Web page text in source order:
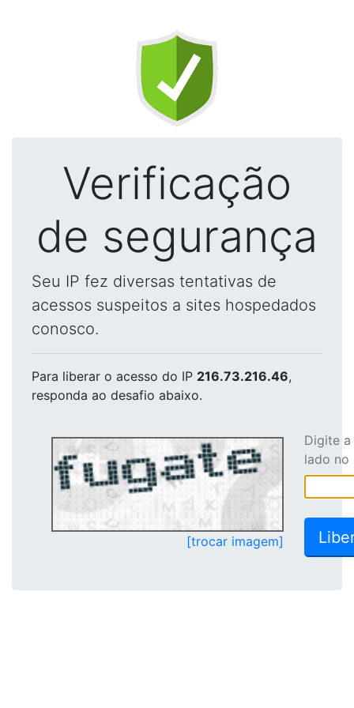
Verificação
de segurança
Seu IP fez diversas tentativas de
acessos suspeitos a sites hospedados
conosco.
Para liberar o acesso do IP 216.73.216.46,
responda ao desafio abaixo.
[trocar imagem]
Digite
lado no